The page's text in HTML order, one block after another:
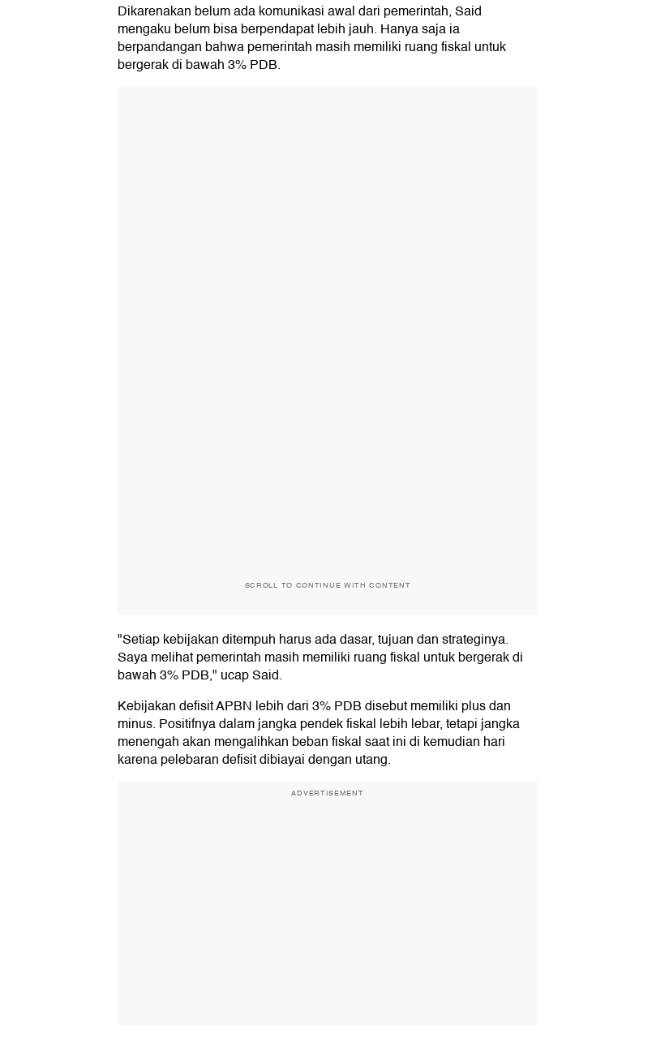
Dikarenakan belum ada komunikasi awal dari pemerintah, Said
mengaku belum bisa berpendapat lebih jauh. Hanya saja ia
berpandangan bahwa pemerintah masih memiliki ruang fiskal untuk
bergerak di bawah 3% PDB.
SCROLL TO CONTINUE WITH CONTENT
"Setiap kebijakan ditempuh harus ada dasar, tujuan dan strateginya.
Saya melihat pemerintah masih memiliki ruang fiskal untuk bergerak di
bawah 3% PDB," ucap Said.
Kebijakan defisit APBN lebih dari 3% PDB disebut memiliki plus dan
minus. Positifnya dalam jangka pendek fiskal lebih lebar, tetapi jangka
menengah akan mengalihkan beban fiskal saat ini di kemudian hari
karena pelebaran defisit dibiayai dengan utang.
ADVERTISEMENT